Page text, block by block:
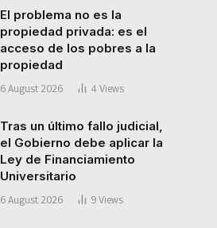
El problema no es la
propiedad privada: es el
acceso de los pobres a la
propiedad
6 August 2026 4 Views
Tras un último fallo judicial,
el Gobierno debe aplicar la
Ley de Financiamiento
Universitario
6 August 2026 9 Views